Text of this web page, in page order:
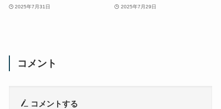
2025年7月31日 2025年7月29日
コメント
コメントする